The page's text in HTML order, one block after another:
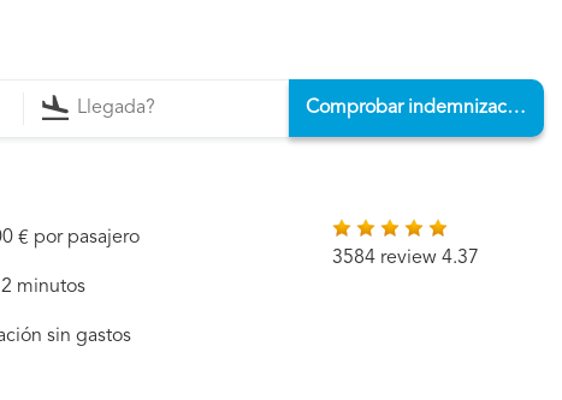
Comprobar indemnización
€ por pasajero
minutos
sin gastos
3584 review 4.37